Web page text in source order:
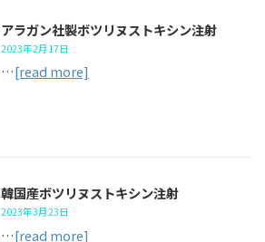
アラガン社製ボツリヌストキシン注射
2023年2月17日
…[read more]
韓国産ボツリヌストキシン注射
2023年3月23日
…[read more]